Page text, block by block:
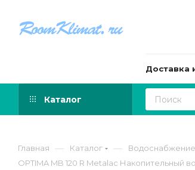
Доставка
Каталог
Главная — Каталог — Водоснабжение
ОPTIMA MB 120 R Metalac Накопительный